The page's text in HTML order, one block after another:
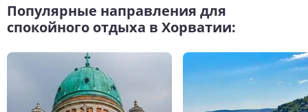
Популярные направления для
спокойного отдыха в Хорватии: